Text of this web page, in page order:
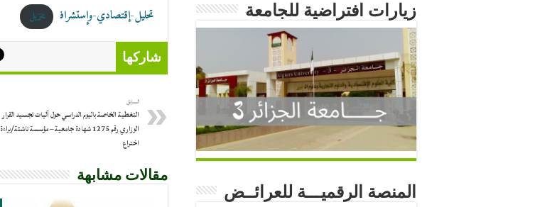
تحليل-إقتصادي-وإستشراف تنزيل
شاركها
السابق
التغطية الخاصة باليوم الدراسي حول آليات تجسيد القرار
الوزاري رقم 1275 شهادة جامعية – مؤسسة ناشئة/براءة
اختراع
مقالات مشابهة
زيارات افتراضية للجامعة
المنصة الرقميـــة للعرائــض